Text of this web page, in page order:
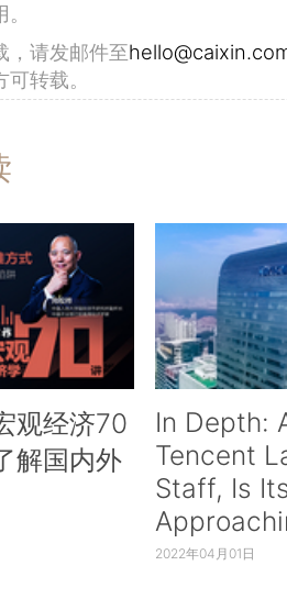
，请发邮件至
转载。
观经济70
解国内外
In Depth:
Tencent
Staff, Is
2022年04月01日